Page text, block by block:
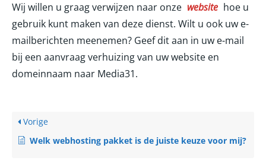
Wij willen u graag verwijzen naar onze website hoe u
gebruik kunt maken van deze dienst. Wilt u ook uw e-
mailberichten meenemen? Geef dit aan in uw e-mail
bij een aanvraag verhuizing van uw website en
domeinnaam naar Media31.
Vorige
Welk webhosting pakket is de juiste keuze voor mij?